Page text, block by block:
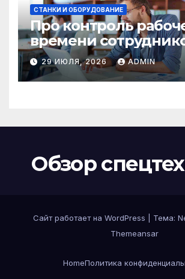
СТАНКИ И ОБОРУДОВАНИЕ
Про контроль
времени
29 ИЮЛЯ, 2026 ADMIN
Обзор
Сайт работает на WordPress
Тема:
Themeansar
HomeПолитика